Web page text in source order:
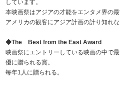
しています。
本映画祭はアジアの才能をエンタメ界の
アメリカの観客にアジア計画の計り知れ
◆The Best from the East Award
映画祭にエントリーしている映画の中で
優に贈られる賞。
毎年1人に贈られる。